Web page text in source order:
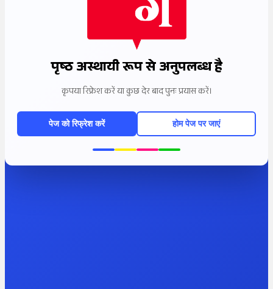
पृष्ठ अस्थायी रूप से अनुपलब्ध है
कृपया रिफ्रेश करें या कुछ देर बाद पुनः प्रयास करें।
पेज को रिफ्रेश करें होम पेज पर जाएं